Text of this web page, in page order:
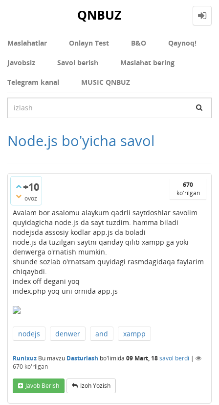
QNBUZ
Maslahatlar Onlayn Test В&О Qaynoq!
Javobsiz Savol berish Maslahat bering
Telegram kanal MUSIC QNBUZ
Node.js bo'yicha savol
+10
ovoz
670
ko'rilgan
Avalam bor asalomu alaykum qadrli saytdoshlar savolim
quyidagicha node.js da sayt tuzdim. hamma biladi
nodejsda assosiy kodlar app.js da boladi
node.js da tuzilgan saytni qanday qilib xampp ga yoki
denwerga o'rnatish mumkin.
shunde sozlab o'rnatsam quyidagi rasmdagidaqa faylarim
chiqaybdi.
index off degani yoq
index.php yoq uni ornida app.js
nodejs denwer and xampp
Runixuz Bu mavzu Dasturlash bo'limida 09 Mart, 18savol berdi |
670 ko'rilgan
Javob Berish Izoh Yozish